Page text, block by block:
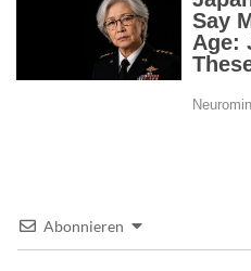
Abonnieren